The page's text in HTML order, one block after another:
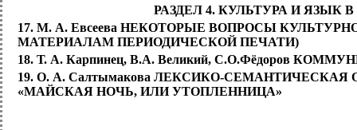
РАЗДЕЛ 4. КУЛЬТУРА И
17. М. А. Евсеева НЕКОТОРЫЕ ВОПРОСЫ
МАТЕРИАЛАМ ПЕРИОДИЧЕСКОЙ ПЕЧАТИ)
18. Т. А. Карпинец, В.А. Великий, С.О.Фёдоров
19. О. А. Салтымакова ЛЕКСИКО-
«МАЙСКАЯ НОЧЬ, ИЛИ УТОПЛЕННИЦА»